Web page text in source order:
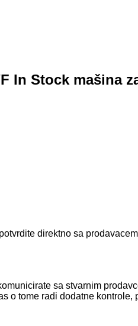
In Stock mašina
direktno sa
sa stvarnim
o tome radi dodatne kontrole,